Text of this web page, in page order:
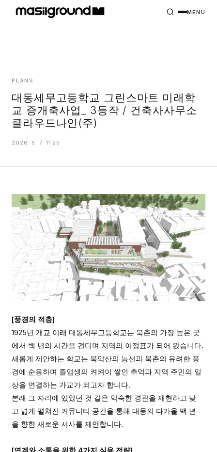
PROJECTS
MASILWIDE
MENU
PLANS
대동세무고등학교 그린스마트 미래학
교 증개축사업_ 3등작 / 건축사사무소
클라우드나인(주)
2026. 5. 7. 11:25
[풍경의 적층]
1925년 개교 이래 대동세무고등학교는 북촌의 가장 높은 곳
에서 백 년의 시간을 견디며 지역의 이정표가 되어 왔습니다.
새롭게 제안하는 학교는 북악산의 능선과 북촌의 유려한 풍
경에 순응하며 졸업생의 켜켜이 쌓인 추억과 지역 주민의 일
상을 연결하는 가교가 되고자 합니다.
본래 그 자리에 있었던 것 같은 익숙한 경관을 재현하고 낮
고 넓게 펼쳐진 커뮤니티 공간을 통해 대동의 다가올 백 년
을 향한 새로운 서사를 제안합니다.